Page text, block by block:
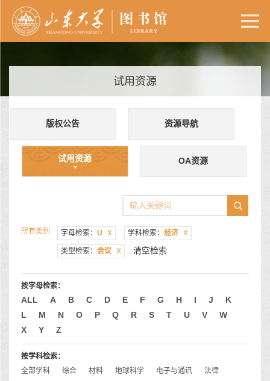
试用资源
版权公告 资源导航
试用资源 OA资源
所有类别 字母检索： U X 学科检索： 经济 X
类型检索： 会议 X 清空检索
按字母检索：
ALL A B C D E F G H I J
K
L
M N O P Q R S T U V
W
X
Y Z
按学科检索：
全部学科
综合 材料 地球科学 电子与通讯
法律